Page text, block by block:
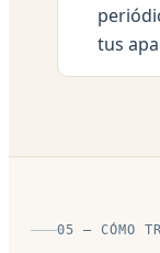
tus
05 — CÓMO